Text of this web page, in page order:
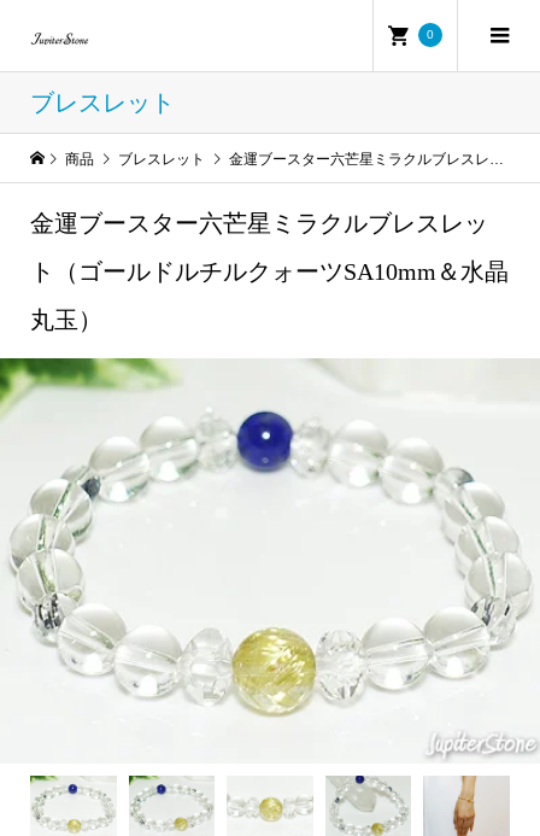
0
ブレスレット
商品 ブレスレット 金運ブースター六芒星ミラクルブレスレット（ゴールドルチルクォーツSA10mm＆水晶丸玉）
金運ブースター六芒星ミラクルブレスレッ
ト（ゴールドルチルクォーツSA10mm＆水晶
丸玉）